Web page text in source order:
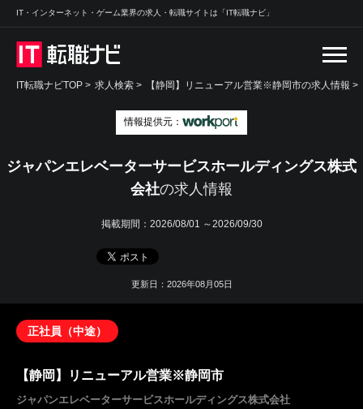
IT・インターネット・ゲーム業界の求人・転職サイトは「IT転職ナビ」
IT転職ナビTOP > 求人検索 > 【静岡】リニューアル営業※静岡市の求人情報 >
情報提供元：
ジャパンエレベーターサービスホールディングス株式
会社の求人情報
掲載期間： 2026/08/01 ～2026/09/30
更新日：2026年08月05日
正社員（中途）
【静岡】リニューアル営業※静岡市
ジャパンエレベーターサービスホールディングス株式会社